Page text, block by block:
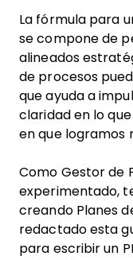
La fórmula para
se compone de
alineados
de procesos
que ayuda a
claridad en lo
en que logramos
Como Gestor de
experimentado,
creando Planes
redactado esta
para escribir un